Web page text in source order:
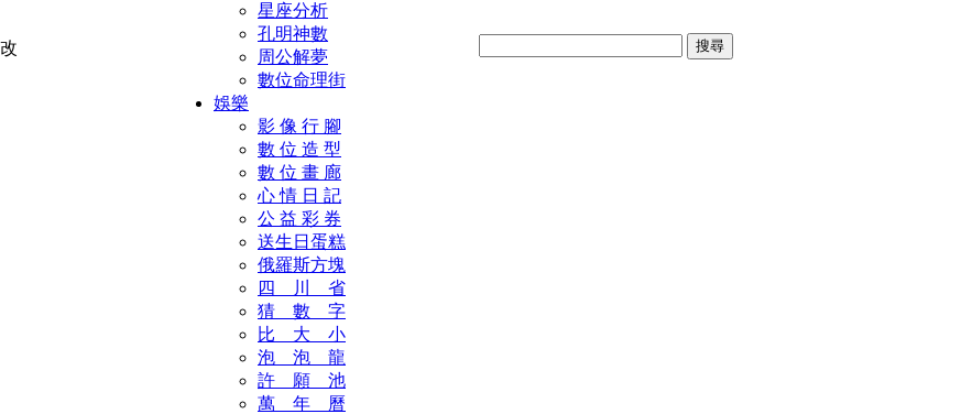
星座分析
孔明神數
周公解夢
數位命理街
娛樂
影 像 行 腳
數 位 造 型
數 位 畫 廊
心 情 日 記
公 益 彩 券
送生日蛋糕
俄羅斯方塊
四 川 省
猜 數 字
比 大 小
泡 泡 龍
許 願 池
萬 年 曆